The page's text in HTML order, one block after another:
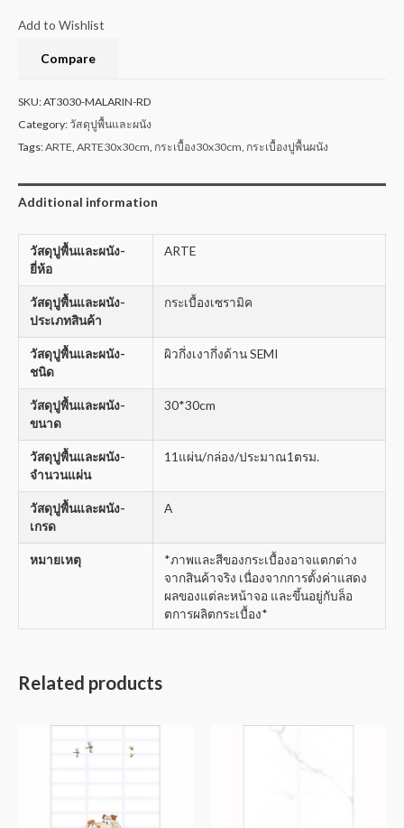
Add to Wishlist
Compare
SKU:AT3030-MALARIN-RD
Category:วัสดุปูพื้นและผนัง
Tags:ARTE ARTE30x30cm กระเบื้อง30x30cm กระเบื้องปูพื้นผนัง
Additional information
วัสดุปูพื้นและผนัง-
ยี่ห้อ
ARTE
วัสดุปูพื้นและผนัง-
ประเภทสินค้า
กระเบื้องเซรามิค
วัสดุปูพื้นและผนัง-
ชนิด
ผิวกึ่งเงากึ่งด้าน SEMI
วัสดุปูพื้นและผนัง-
ขนาด
30*30cm
วัสดุปูพื้นและผนัง-
จำนวนแผ่น
11แผ่น/กล่อง/ประมาณ1ตรม.
วัสดุปูพื้นและผนัง-
เกรด
A
หมายเหตุ
*ภาพและสีของกระเบื้องอาจแตกต่าง
จากสินค้าจริง เนื่องจากการตั้งค่าแสดง
ผลของแต่ละหน้าจอ และขึ้นอยู่กับล็อ
ตการผลิตกระเบื้อง*
Related products